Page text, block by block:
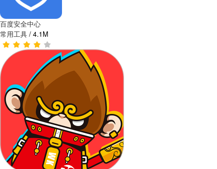
百度安全中心
常用工具 / 4.1M